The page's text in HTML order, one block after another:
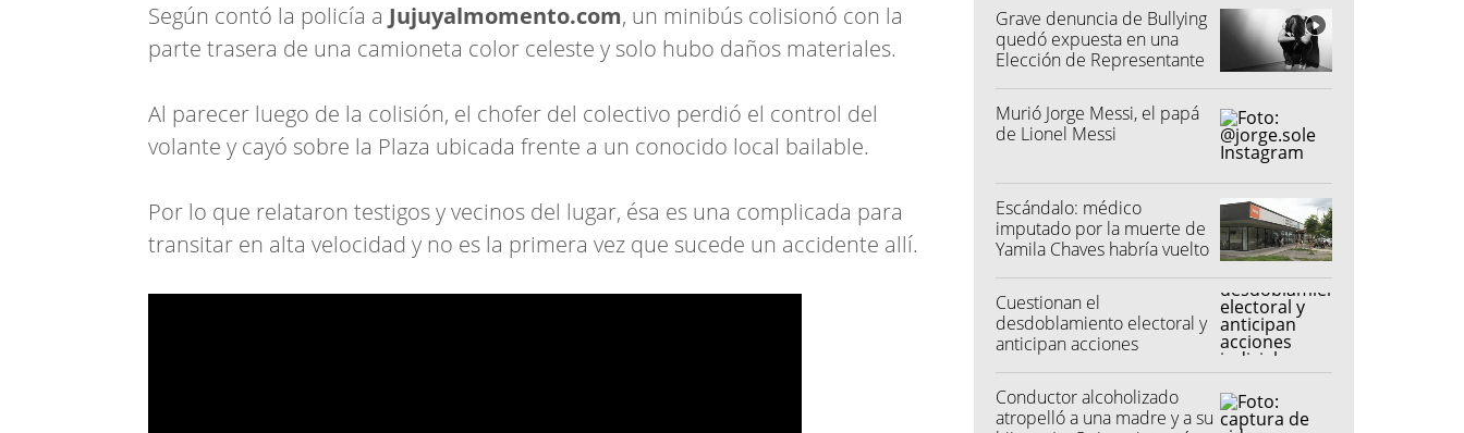
Según contó la policía a Jujuyalmomento.com, un minibús colisionó con la
parte trasera de una camioneta color celeste y solo hubo daños materiales.
Al parecer luego de la colisión, el chofer del colectivo perdió el control del
volante y cayó sobre la Plaza ubicada frente a un conocido local bailable.
Por lo que relataron testigos y vecinos del lugar, ésa es una complicada para
transitar en alta velocidad y no es la primera vez que sucede un accidente allí.
Grave denuncia de Bullying
quedó expuesta en una
Elección de Representante
Murió Jorge Messi, el papá
de Lionel Messi
Escándalo: médico
imputado por la muerte de
Yamila Chaves habría vuelto
Cuestionan el
desdoblamiento electoral y
anticipan acciones
"colectoras"
Conductor alcoholizado
atropelló a una madre y a su